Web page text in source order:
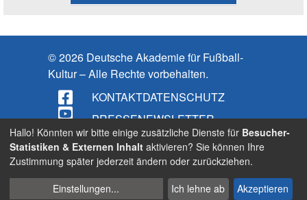
© 2026 Deutsche Akademie für Fußball-
Kultur – Alle Rechte vorbehalten.
KONTAKTDATENSCHUTZ
PRESSENEWSLETTER
IMPRESSUM
BARRIEREFREIHEIT
Suche
Cookies
Hallo! Könnten wir bitte einige zusätzliche Dienste für Besucher-
Statistiken & Externen Inhalt aktivieren? Sie können Ihre
Zustimmung später jederzeit ändern oder zurückziehen.
Einstellungen... Ich lehne ab Akzeptieren